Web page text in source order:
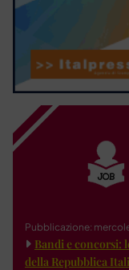
Pubblicazione:
Bandi e concorsi:
della Repubblica